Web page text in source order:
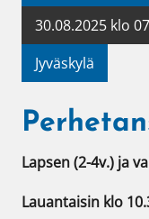
30.08.2025 klo
Jyväskylä
Lapsen (2-4v.) ja
Lauantaisin klo